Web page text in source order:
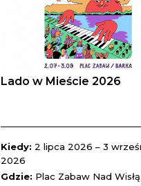
Lado w Mieście 2026
Kiedy: 2 lipca 2026 – 3
2026
Gdzie: Plac Zabaw Nad